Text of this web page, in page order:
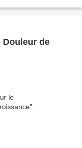
de